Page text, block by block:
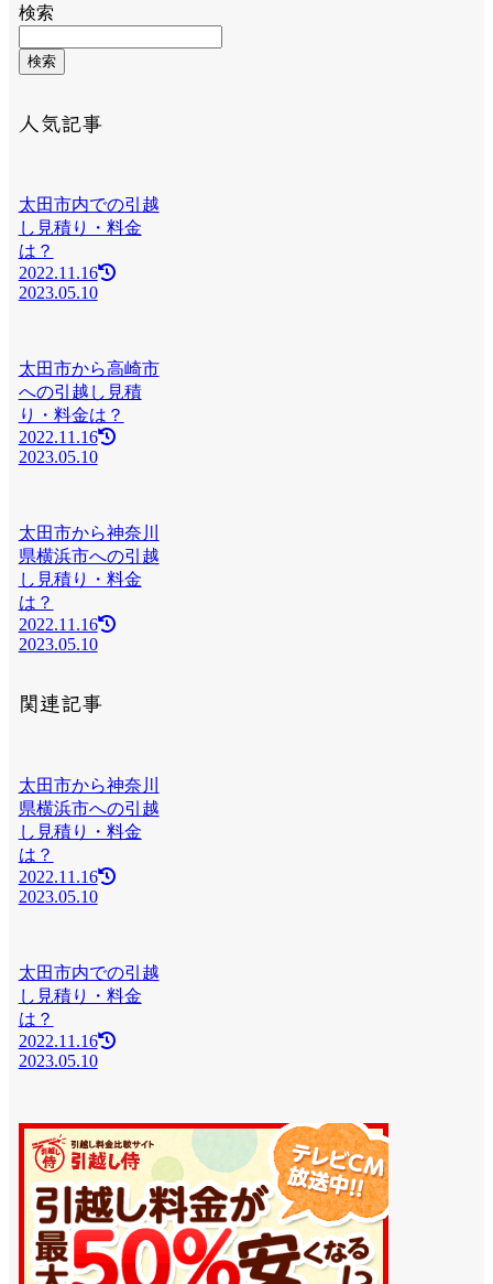
検索
検索
人気記事
太田市内での引越
し見積り・料金
は？
2022.11.16
2023.05.10
太田市から高崎市
への引越し見積
り・料金は？
2022.11.16
2023.05.10
太田市から神奈川
県横浜市への引越
し見積り・料金
は？
2022.11.16
2023.05.10
関連記事
太田市から神奈川
県横浜市への引越
し見積り・料金
は？
2022.11.16
2023.05.10
太田市内での引越
し見積り・料金
は？
2022.11.16
2023.05.10